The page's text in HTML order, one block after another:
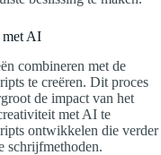
met AI
combineren met de
te creëren. Dit proces
de impact van het
met AI te
ontwikkelen die verder
schrijfmethoden.